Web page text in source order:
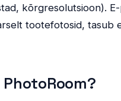
kõrgresolutsioon).
tootefotosid, tasub